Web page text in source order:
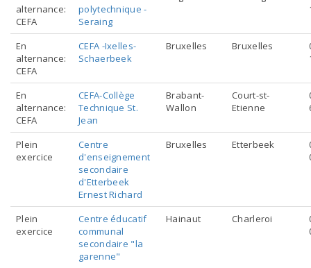
alternance:
CEFA
polytechnique -
Seraing
En
alternance:
CEFA
CEFA -Ixelles-
Schaerbeek
Bruxelles Bruxelles
En
alternance:
CEFA
CEFA-Collège
Technique St.
Jean
Brabant-
Wallon
Court-st-
Etienne
Plein
exercice
Centre
d'enseignement
secondaire
d'Etterbeek
Ernest Richard
Bruxelles Etterbeek
Plein
exercice
Centre éducatif
communal
secondaire "la
garenne"
Hainaut Charleroi